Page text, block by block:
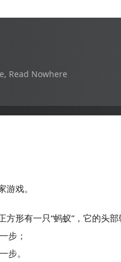
Read Nowhere
戏。
形有一只“蚂蚁”，它的头部
步；
步。